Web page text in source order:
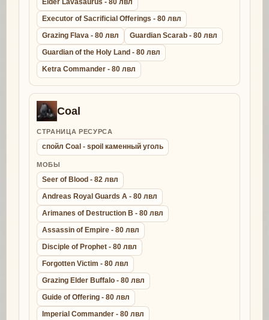
Elder Lavasaurus - 80 лвл
Executor of Sacrificial Offerings - 80 лвл
Grazing Flava - 80 лвл
Guardian Scarab - 80 лвл
Guardian of the Holy Land - 80 лвл
Ketra Commander - 80 лвл
Coal
СТРАНИЦА РЕСУРСА
спойл Coal - spoil каменный уголь
МОБЫ
Seer of Blood - 82 лвл
Andreas Royal Guards A - 80 лвл
Arimanes of Destruction B - 80 лвл
Assassin of Empire - 80 лвл
Disciple of Prophet - 80 лвл
Forgotten Victim - 80 лвл
Grazing Elder Buffalo - 80 лвл
Guide of Offering - 80 лвл
Imperial Commander - 80 лвл